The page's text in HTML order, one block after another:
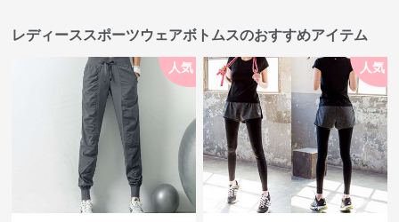
レディーススポーツウェアボトムスのおすすめアイテム
人気 人気